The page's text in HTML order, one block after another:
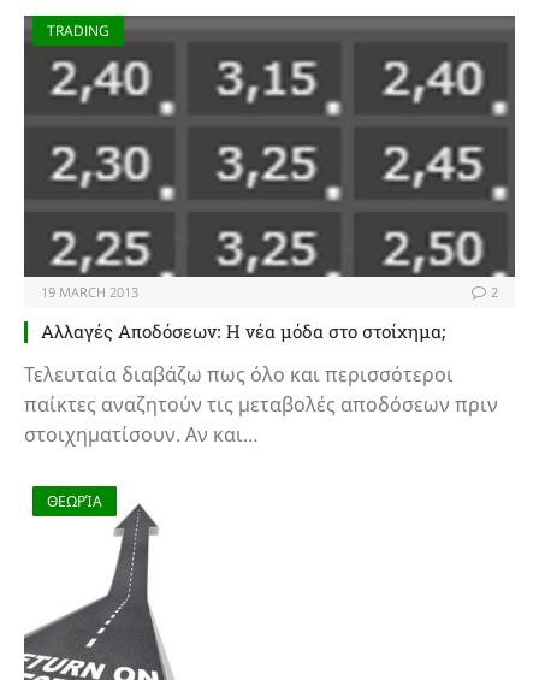
TRADING
19 MARCH 2013 2
Αλλαγές Αποδόσεων: Η νέα μόδα στο στοίχημα;
Τελευταία διαβάζω πως όλο και περισσότεροι
παίκτες αναζητούν τις μεταβολές αποδόσεων πριν
στοιχηματίσουν. Αν και…
ΘΕΩΡΊΑ